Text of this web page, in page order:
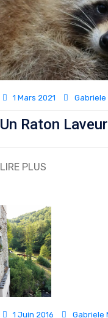
1 Mars 2021 Gabriele
Un Raton
LIRE PLUS
1 Juin 2016 Gabriele